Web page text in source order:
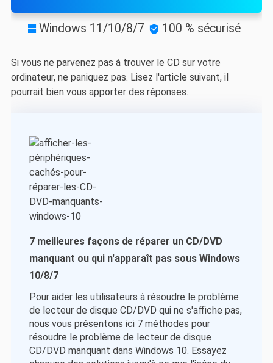
 Windows 11/10/8/7  100 % sécurisé
Si vous ne parvenez pas à trouver le CD sur votre
ordinateur, ne paniquez pas. Lisez l'article suivant, il
pourrait bien vous apporter des réponses.
7 meilleures façons de réparer un CD/DVD
manquant ou qui n'apparaît pas sous Windows
10/8/7
Pour aider les utilisateurs à résoudre le problème
de lecteur de disque CD/DVD qui ne s'affiche pas,
nous vous présentons ici 7 méthodes pour
résoudre le problème de lecteur de disque
CD/DVD manquant dans Windows 10. Essayez